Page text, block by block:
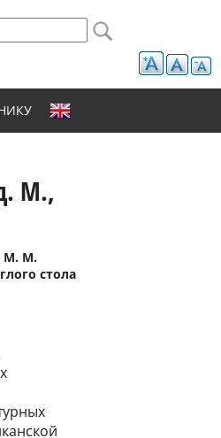
М.,
М. М.
стола